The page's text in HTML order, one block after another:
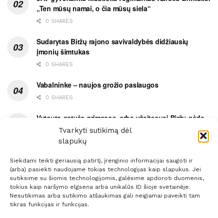
Tvarkyti sutikimą dėl
slapukų
Siekdami teikti geriausią patirtį, įrenginio informacijai saugoti ir
(arba) pasiekti naudojame tokias technologijas kaip slapukus. Jei
sutiksime su šiomis technologijomis, galėsime apdoroti duomenis,
tokius kaip naršymo elgsena arba unikalūs ID šioje svetainėje.
Nesutikimas arba sutikimo atšaukimas gali neigiamai paveikti tam
tikras funkcijas ir funkcijas.
„Ten mūsų namai, o čia mūsų siela“
0 SHARES
Sudarytas Biržų rajono savivaldybės didžiausių
įmonių šimtukas
0 SHARES
Vabalninke – naujos grožio paslaugos
0 SHARES
Vytauto gatvės grimasos, arba užsitęsusi Biržų gėda
0 SHARES
Prenumerata Reklama Taisyklės Kontaktai